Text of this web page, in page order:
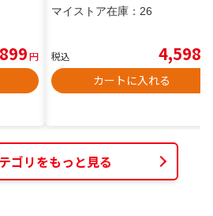
円
マイストア在庫： 26
税込 4,598
カートに入れる
ゴリをもっと見る